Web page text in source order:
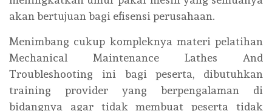
akan bertujuan bagi efisensi perusahaan.
Menimbang cukup kompleknya materi pelatihan
Mechanical Maintenance Lathes And
Troubleshooting ini bagi peserta, dibutuhkan
training provider yang berpengalaman di
bidangnya agar tidak membuat peserta tidak